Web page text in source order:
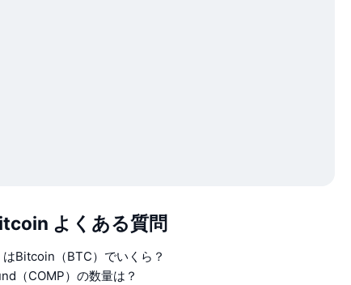
よくある質問
Bitcoin（BTC）でいくら？
（COMP）の数量は？